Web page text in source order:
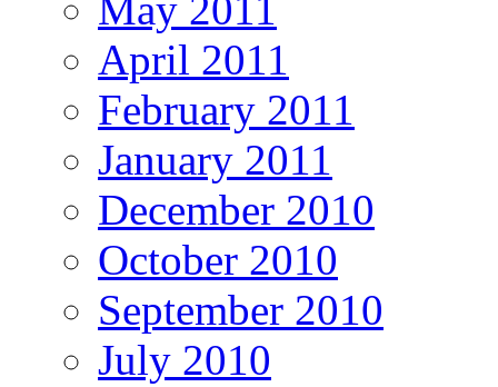
May 2011
April 2011
February 2011
January 2011
December 2010
October 2010
September 2010
July 2010